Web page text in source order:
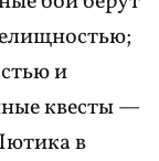
и
квесты —
в